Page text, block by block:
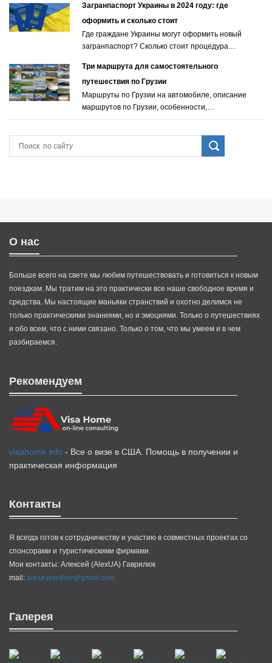
Загранпаспорт Украины в 2024 году: где
оформить и сколько стоит
Где граждане Украины могут оформить новый
загранпаспорт? Сколько стоит процедура…
Три маршрута для самостоятельного
путешествия по Грузии
Маршруты по Грузии на автомобиле, описание
маршрутов по Грузии, особенности,…
О нас
Больше всего на свете мы любим путешествовать и готовиться к новым
поездкам. Мы тратим на это практически все наше свободное время и
средства. Мы настоящие маньяки странствий и охотно делимся не
только практическими знаниями, но и эмоциями. Только о путешествиях
и обо всем, что с ними связано. Только о том, что мы умеем и в чем
разбираемся.
Рекомендуем
visahome.info - Все о визе в США. Помощь в получении и
практическая информация
Контакты
Я всегда готов к сотрудничеству и участию в совместных проектах со
спонсорами и туристическими фирмами.
Мои контакты: Алексей (AlexUA) Гаврилюк
mail: alexeysvetlow@gmail.com
Галерея